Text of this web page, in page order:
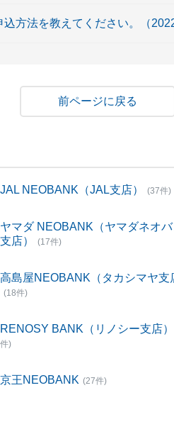
方法を教えてください。（
戻る
JAL NEOBANK（JAL支店） (37件)
ヤマダ NEOBANK（ヤマダネオバ
支店）
(17件)
高島屋NEOBANK（タカシマヤ支
(18件)
RENOSY BANK（リノシー支店）
件)
京王NEOBANK (27件)